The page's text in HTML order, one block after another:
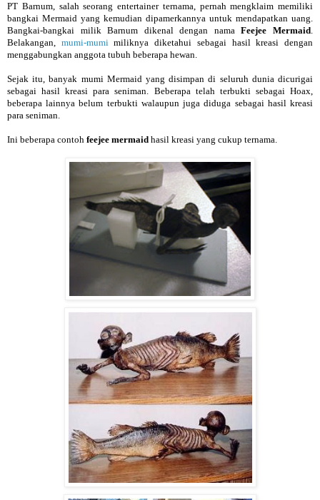
PT Barnum, salah seorang entertainer ternama, pernah mengklaim memiliki
bangkai Mermaid yang kemudian dipamerkannya untuk mendapatkan uang.
Bangkai-bangkai milik Barnum dikenal dengan namaFeejee Mermaid.
Belakangan, mumi-mumimiliknya diketahui sebagai hasil kreasi dengan
menggabungkan anggota tubuh beberapa hewan.
Sejak itu, banyak mumi Mermaid yang disimpan di seluruh dunia dicurigai
sebagai hasil kreasi para seniman. Beberapa telah terbukti sebagai Hoax,
beberapa lainnya belum terbukti walaupun juga diduga sebagai hasil kreasi
para seniman.
Ini beberapa contoh feejee mermaid hasil kreasi yang cukup ternama.